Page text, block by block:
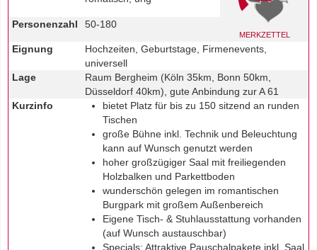
MERKZETTEL
Personenzahl 50-180
Eignung
Hochzeiten, Geburtstage, Firmenevents,
universell
Lage
Raum Bergheim (Köln 35km, Bonn 50km,
Düsseldorf 40km), gute Anbindung zur A 61
Kurzinfo
bietet Platz für bis zu 150 sitzend an runden
Tischen
große Bühne inkl. Technik und Beleuchtung
kann auf Wunsch genutzt werden
hoher großzügiger Saal mit freiliegenden
Holzbalken und Parkettboden
wunderschön gelegen im romantischen
Burgpark mit großem Außenbereich
Eigene Tisch- & Stuhlausstattung vorhanden
(auf Wunsch austauschbar)
Specials: Attraktive Pauschalpakete inkl. Saal,